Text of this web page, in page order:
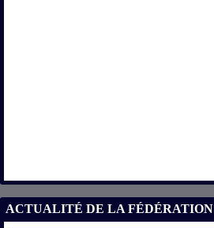
ACTUALITÉ DE LA FÉDÉRATION